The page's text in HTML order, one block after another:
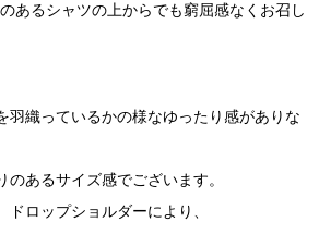
あるシャツの上からでも窮屈感なくお召し
羽織っているかの様なゆったり感がありな
あるサイズ感でございます。
ドロップショルダーにより、